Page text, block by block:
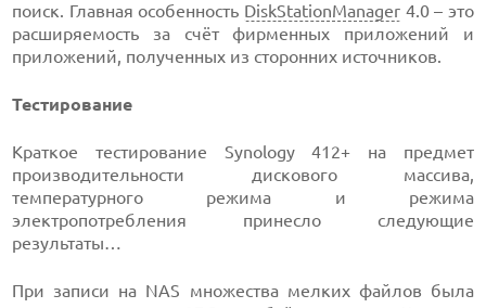
поиск. Главная особенность DiskStationManager 4.0 – это
расширяемость за счёт фирменных приложений и
приложений, полученных из сторонних источников.
Тестирование
Краткое тестирование Synology 412+ на предмет
производительности дискового массива,
температурного режима и режима
электропотребления принесло следующие
результаты…
При записи на NAS множества мелких файлов была